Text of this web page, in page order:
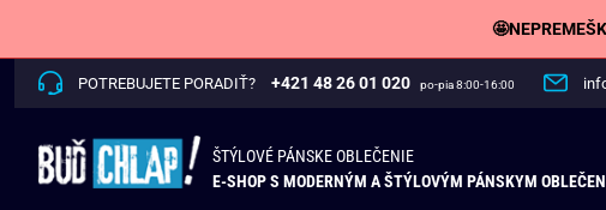
POTREBUJETE PORADIŤ? +421 48 26 01 020 po-pia 8:00-16:00
ŠTÝLOVÉ PÁNSKE OBLEČENIE
E-SHOP S MODERNÝM A ŠTÝLOVÝM PÁNSKYM